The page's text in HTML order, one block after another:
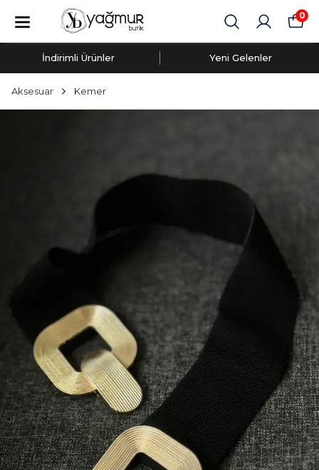
0
İndirimli Ürünler Yeni Gelenler
Aksesuar Kemer